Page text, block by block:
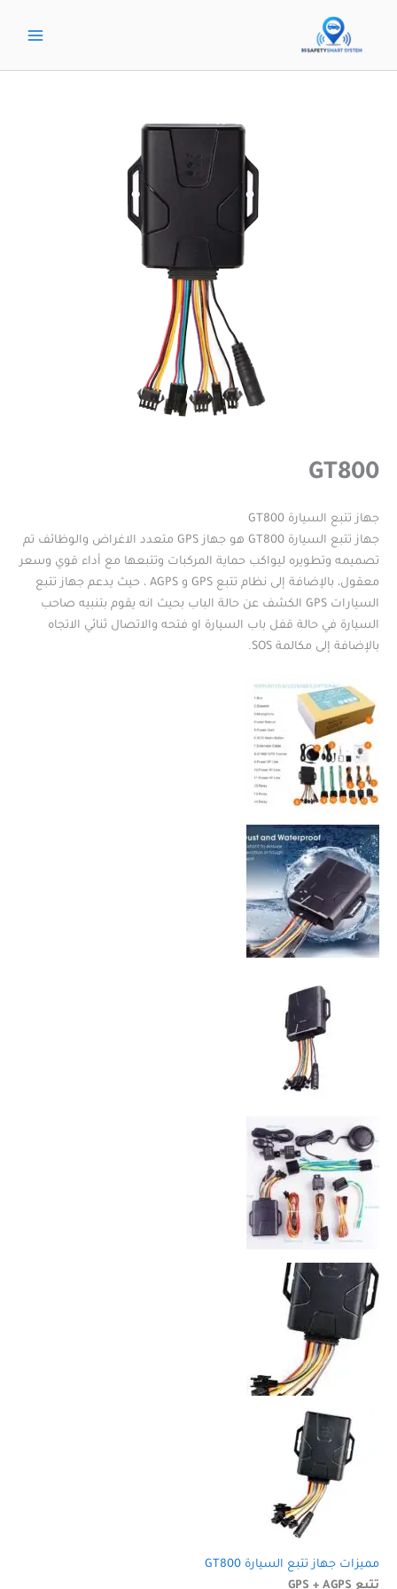
المحتوى
GT800
جهاز تتبع السيارة GT800
جهاز تتبع السيارة GT800 هو جهاز GPS متعدد الاغراض والوظائف تم
تصميمه وتطويره ليواكب حماية المركبات وتتبعها مع أداء قوي وسعر
معقول، بالإضافة إلى نظام تتبع GPS و AGPS ، حيث يدعم جهاز تتبع
السيارات GPS الكشف عن حالة الباب بحيث انه يقوم بتنبيه صاحب
السيارة في حالة قفل باب السيارة او فتحه والاتصال ثنائي الاتجاه
بالإضافة إلى مكالمة SOS.
مميزات جهاز تتبع السيارة GT800
تتبع GPS + AGPS